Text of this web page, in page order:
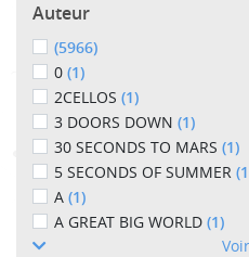
Auteur
(5966)
0 (1)
2CELLOS (1)
3 DOORS DOWN (1)
30 SECONDS TO MARS (1)
5 SECONDS OF SUMMER
A (1)
A GREAT BIG WORLD (1)